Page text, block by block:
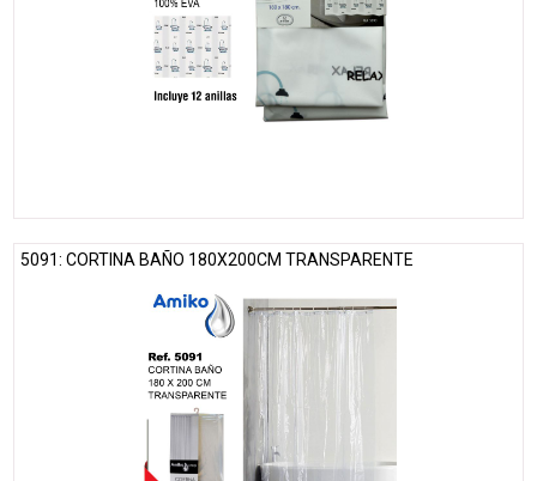
5091: CORTINA BAÑO 180X200CM TRANSPARENTE